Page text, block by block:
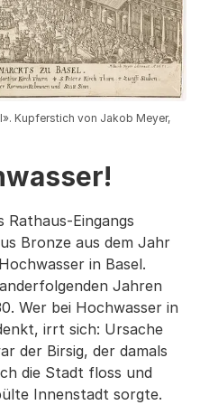
Kupferstich von Jakob Meyer,
Rathaus-Eingangs
Bronze aus dem Jahr
in Basel.
Jahren
Wer bei Hochwasser in
irrt sich: Ursache
der Birsig, der damals
die Stadt floss und
Innenstadt sorgte.